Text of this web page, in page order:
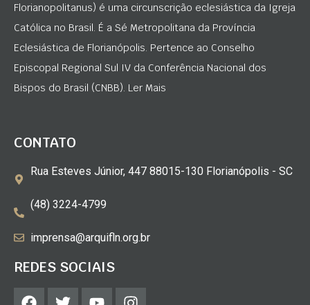
Florianopolitanus) é uma circunscrição eclesiástica da Igreja
Católica no Brasil. É a Sé Metropolitana da Província
Eclesiástica de Florianópolis. Pertence ao Conselho
Episcopal Regional Sul IV da Conferência Nacional dos
Bispos do Brasil (CNBB). Ler Mais
CONTATO
Rua Esteves Júnior, 447 88015-130 Florianópolis - SC
(48) 3224-4799
imprensa@arquifln.org.br
REDES SOCIAIS